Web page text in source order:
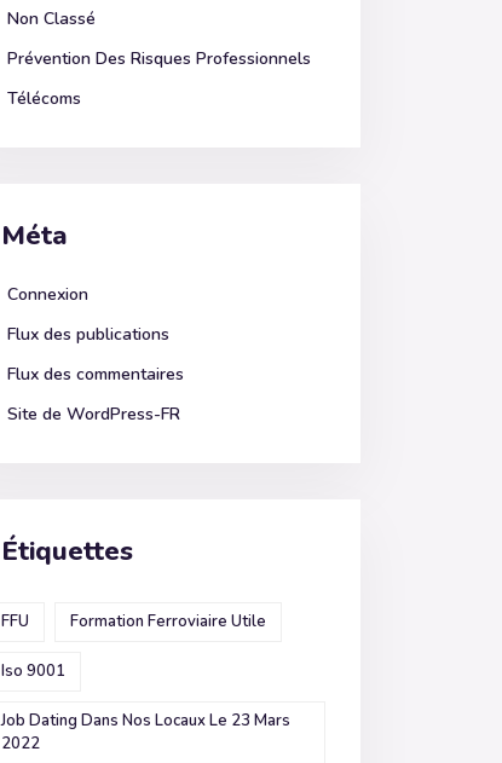
Non Classé
Prévention Des Risques Professionnels
Télécoms
Méta
Connexion
Flux des publications
Flux des commentaires
Site de WordPress-FR
Étiquettes
FFU Formation Ferroviaire Utile
Iso 9001
Job Dating Dans Nos Locaux Le 23 Mars
2022